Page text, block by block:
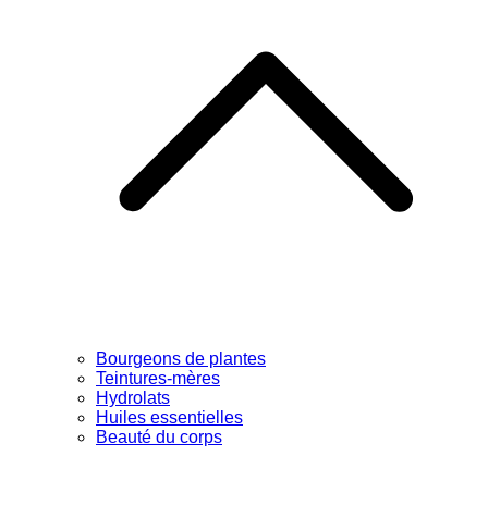
Bourgeons de plantes
Teintures-mères
Hydrolats
Huiles essentielles
Beauté du corps